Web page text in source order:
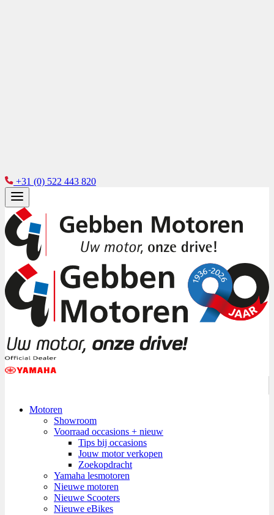
+31 (0) 522 443 820
Motoren
Showroom
Voorraad occasions + nieuw
Tips bij occasions
Jouw motor verkopen
Zoekopdracht
Yamaha lesmotoren
Nieuwe motoren
Nieuwe Scooters
Nieuwe eBikes